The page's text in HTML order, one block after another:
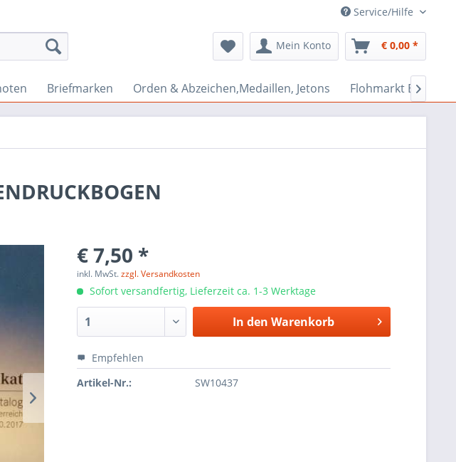
Service/Hilfe
Mein Konto € 0,00 *
Briefmarken Orden & Abzeichen,Medaillen, Jetons Flohmarkt Bazar

€ 7,50 *
inkl. MwSt.zzgl. Versandkosten
Sofort versandfertig, Lieferzeit ca. 1-3 Werktage
In den Warenkorb
Empfehlen
Artikel-Nr.:
SW10437